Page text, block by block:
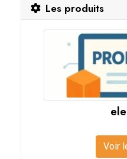
Les produits
Voir